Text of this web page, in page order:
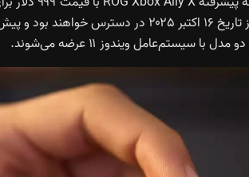
طراحی شده. این کنسول‌ها از تاریخ ۱۶
سیستم‌عامل ویندوز ۱۱ عرضه می‌شوند.